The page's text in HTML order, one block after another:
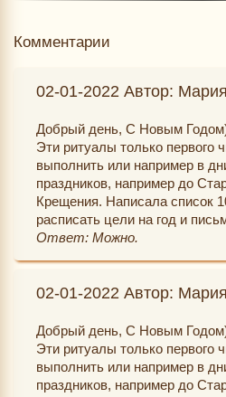
Комментарии
02-01-2022 Автор: Мария
Добрый день, С Новым
Эти ритуалы только первого
выполнить или например в
праздников, например до
Крещения. Написала список
расписать цели на год и
Ответ: Можно.
02-01-2022 Автор: Мария
Добрый день, С Новым
Эти ритуалы только первого
выполнить или например в
праздников, например до